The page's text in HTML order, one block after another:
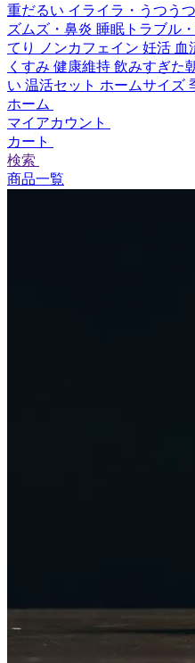
重だるい イライラ・うつうつ
ズムズ・鼻炎 睡眠トラブル
てり
ノンカフェイン 妊活 血
くすみ 健康維持 飲みすぎた
い 温活セット ホームサイズ
ホーム
マイアカウント
カート
検索
商品一覧